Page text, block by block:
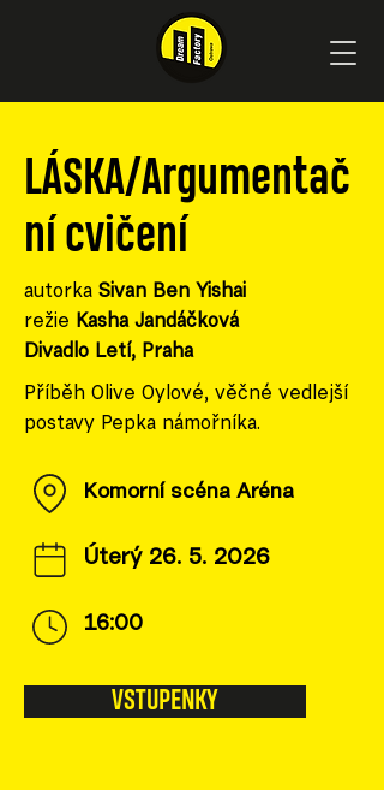
LÁSKA/Argumentač
ní cvičení
autorka Sivan Ben Yishai
režie Kasha Jandáčková
Divadlo Letí, Praha
Příběh Olive Oylové, věčné vedlejší
postavy Pepka námořníka.
Komorní scéna Aréna
Úterý 26. 5. 2026
16:00
VSTUPENKY